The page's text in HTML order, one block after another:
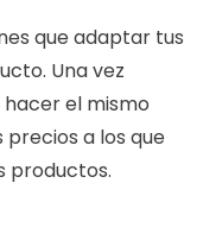
que adaptar tus
Una vez
el mismo
precios a los que
productos.